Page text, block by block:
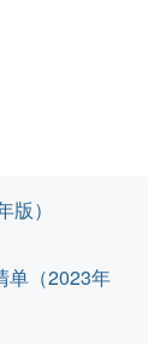
）
单（2023年